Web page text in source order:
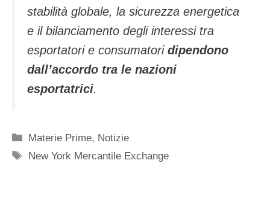
stabilità globale, la sicurezza energetica
e il bilanciamento degli interessi tra
esportatori e consumatori dipendono
dall’accordo tra le nazioni
esportatrici.
Categorie
Materie Prime, Notizie
Tag
New York Mercantile Exchange